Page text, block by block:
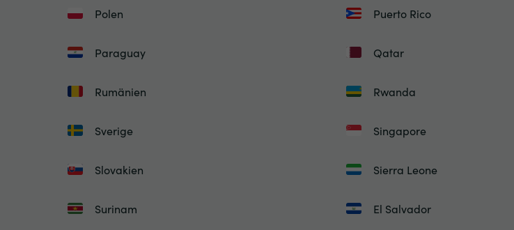
Polen Puerto Rico
Paraguay Qatar
Rumänien Rwanda
Sverige Singapore
Slovakien Sierra Leone
Surinam El Salvador